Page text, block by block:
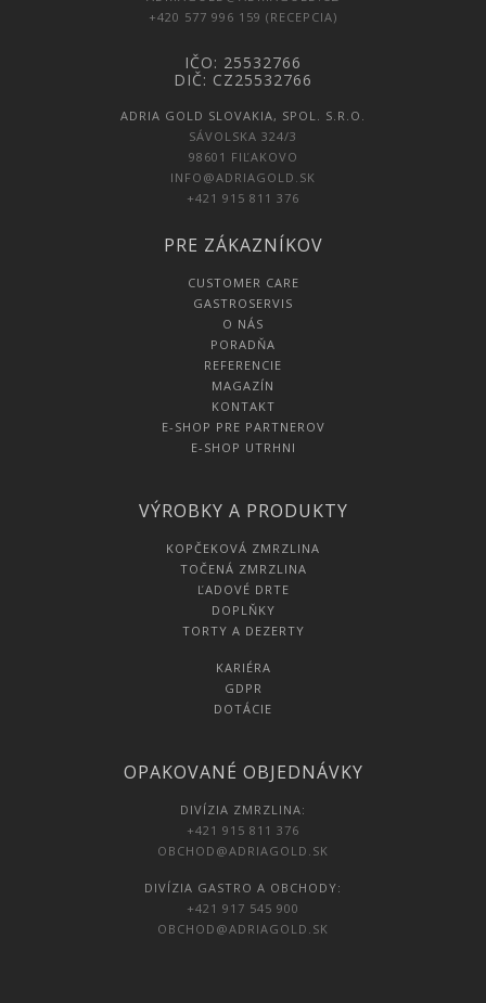
+420 577 996 159 (RECEPCIA)
IČO: 25532766
DIČ: CZ25532766
ADRIA GOLD SLOVAKIA, SPOL. S.R.O.
SÁVOLSKA 324/3
98601 FIĽAKOVO
INFO@ADRIAGOLD.SK
+421 915 811 376
PRE ZÁKAZNÍKOV
CUSTOMER CARE
GASTROSERVIS
O NÁS
PORADŇA
REFERENCIE
MAGAZÍN
KONTAKT
E-SHOP PRE PARTNEROV
E-SHOP UTRHNI
VÝROBKY A PRODUKTY
KOPČEKOVÁ ZMRZLINA
TOČENÁ ZMRZLINA
ĽADOVÉ DRTE
DOPLŇKY
TORTY A DEZERTY
KARIÉRA
GDPR
DOTÁCIE
OPAKOVANÉ OBJEDNÁVKY
DIVÍZIA ZMRZLINA:
+421 915 811 376
OBCHOD@ADRIAGOLD.SK
DIVÍZIA GASTRO A OBCHODY:
+421 917 545 900
OBCHOD@ADRIAGOLD.SK